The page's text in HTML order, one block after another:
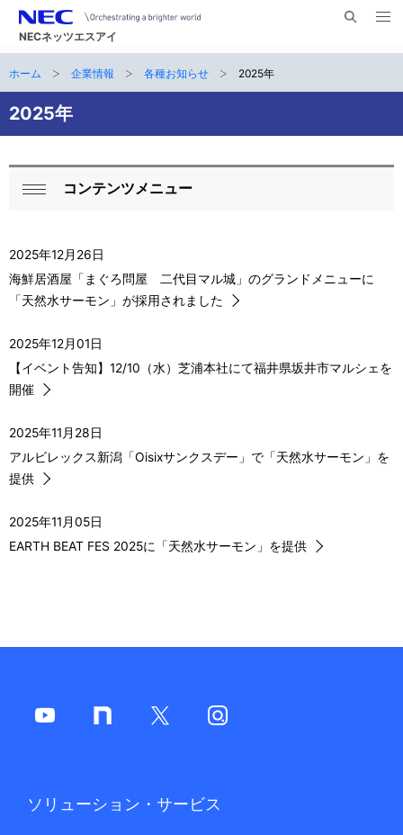
NECネッツエスアイ
内
メ
ナ
ビ
ゲ
ー
ン
サ
イ
現
在
位
置
ホーム 企業情報 各種お知らせ 2025年
2025年
ロ
カ
ル
ビ
ゲ
ー
シ
ン
る
コンテンツメニュー
2025年12月26日
海鮮居酒屋「まぐろ問屋 二代目マル城」のグランドメニューに
「天然水サーモン」が採用されました
2025年12月01日
【イベント告知】12/10（水）芝浦本社にて福井県坂井市マルシェを
開催
2025年11月28日
アルビレックス新潟「Oisixサンクスデー」で「天然水サーモン」を
提供
2025年11月05日
EARTH BEAT FES 2025に「天然水サーモン」を提供
ソリューション・サービス